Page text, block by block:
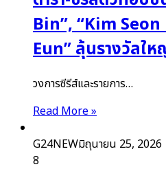
Bin”, “Kim Seon
Eun” ลุ้นรางวัลใ
วงการซีรีส์และรายการ…
Read More »
G24NEWมิถุนายน 25, 2026
8